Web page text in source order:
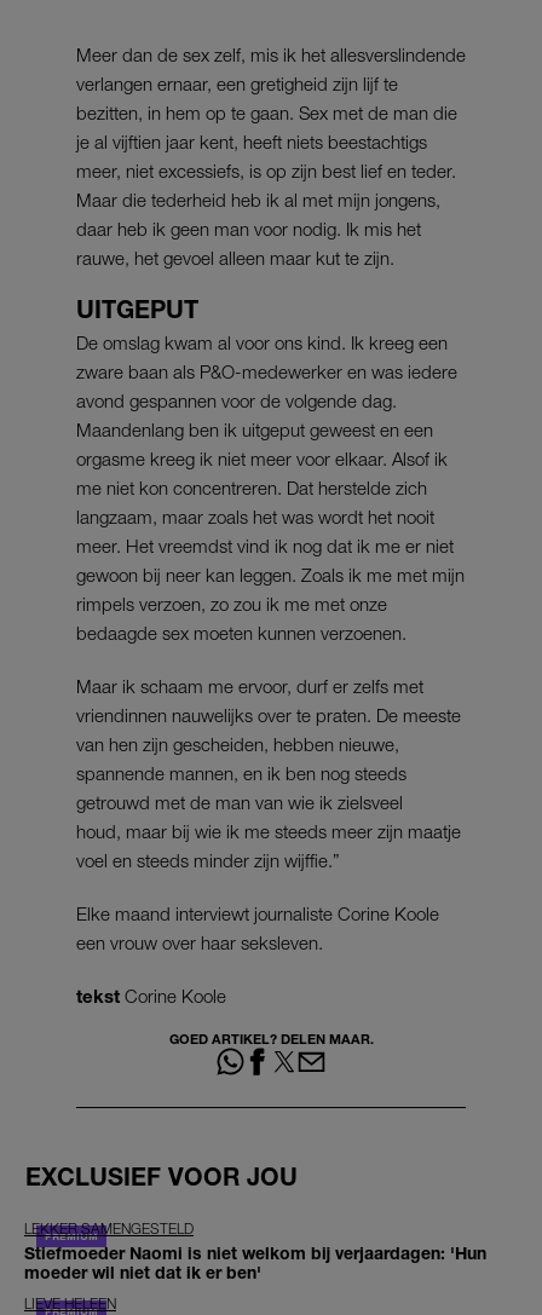
Meer dan de sex zelf, mis ik het allesverslindende
verlangen ernaar, een gretigheid zijn lijf te
bezitten, in hem op te gaan. Sex met de man die
je al vijftien jaar kent, heeft niets beestachtigs
meer, niet excessiefs, is op zijn best lief en teder.
Maar die tederheid heb ik al met mijn jongens,
daar heb ik geen man voor nodig. Ik mis het
rauwe, het gevoel alleen maar kut te zijn.
UITGEPUT
De omslag kwam al voor ons kind. Ik kreeg een
zware baan als P&O-medewerker en was iedere
avond gespannen voor de volgende dag.
Maandenlang ben ik uitgeput geweest en een
orgasme kreeg ik niet meer voor elkaar. Alsof ik
me niet kon concentreren. Dat herstelde zich
langzaam, maar zoals het was wordt het nooit
meer. Het vreemdst vind ik nog dat ik me er niet
gewoon bij neer kan leggen. Zoals ik me met mijn
rimpels verzoen, zo zou ik me met onze
bedaagde sex moeten kunnen verzoenen.
Maar ik schaam me ervoor, durf er zelfs met
vriendinnen nauwelijks over te praten. De meeste
van hen zijn gescheiden, hebben nieuwe,
spannende mannen, en ik ben nog steeds
getrouwd met de man van wie ik zielsveel
houd, maar bij wie ik me steeds meer zijn maatje
voel en steeds minder zijn wijffie.”
Elke maand interviewt journaliste Corine Koole
een vrouw over haar seksleven.
tekst Corine Koole
GOED ARTIKEL? DELEN MAAR.
EXCLUSIEF VOOR JOU
LEKKER SAMENGESTELD
Stiefmoeder Naomi is niet welkom bij verjaardagen: 'Hun
moeder wil niet dat ik er ben'
LIEVE HELEEN